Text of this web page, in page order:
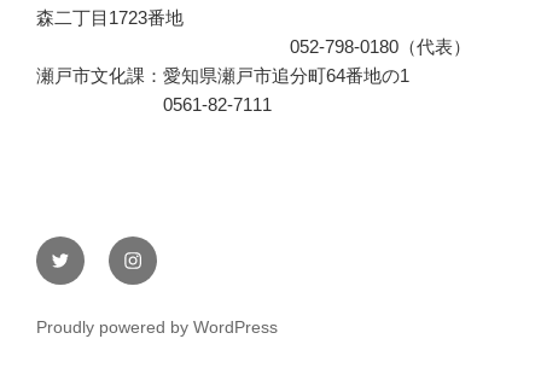
森二丁目1723番地
052-798-0180（代表）
瀬戸市文化課：愛知県瀬戸市追分町64番地の1
0561-82-7111
Twitter Instagram
Proudly powered by WordPress